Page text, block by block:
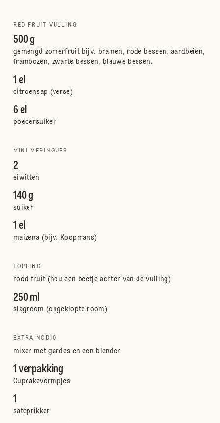
RED FRUIT VULLING
500 g
gemengd zomerfruit bijv. bramen, rode bessen, aardbeien,
frambozen, zwarte bessen, blauwe bessen.
1 el
citroensap (verse)
6 el
poedersuiker
MINI MERINGUES
2
eiwitten
140 g
suiker
1 el
maizena (bijv. Koopmans)
TOPPING
rood fruit (hou een beetje achter van de vulling)
250 ml
slagroom (ongeklopte room)
EXTRA NODIG
mixer met gardes en een blender
1 verpakking
Cupcakevormpjes
1
satéprikker